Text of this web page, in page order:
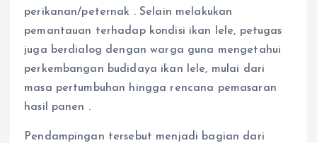
perikanan/peternak . Selain melakukan
pemantauan terhadap kondisi ikan lele, petugas
juga berdialog dengan warga guna mengetahui
perkembangan budidaya ikan lele, mulai dari
masa pertumbuhan hingga rencana pemasaran
hasil panen .
Pendampingan tersebut menjadi bagian dari